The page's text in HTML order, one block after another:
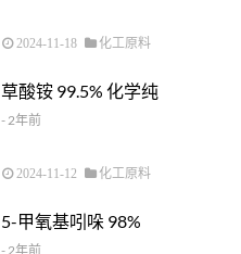
2024-11-18 化工原料
草酸铵 99.5% 化学纯
- 2年前
2024-11-12 化工原料
5-甲氧基吲哚 98%
- 2年前